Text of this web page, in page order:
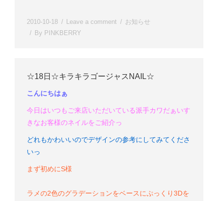
2010-10-18 Leave a comment
お知らせ
By PINKBERRY
☆18日☆キラキラゴージャスNAIL☆
こんにちはぁ
今日はいつもご来店いただいている派手カワだぁいす
きなお客様のネイルをご紹介っ
どれもかわいいのでデザインの参考にしてみてくださ
いっ
まず初めにS様
ラメの2色のグラデーションをベースにぷっくり3Dを